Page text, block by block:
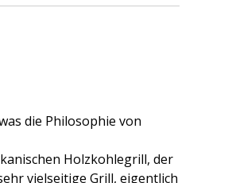
die Philosophie von
Holzkohlegrill, der
vielseitige Grill, eigentlich